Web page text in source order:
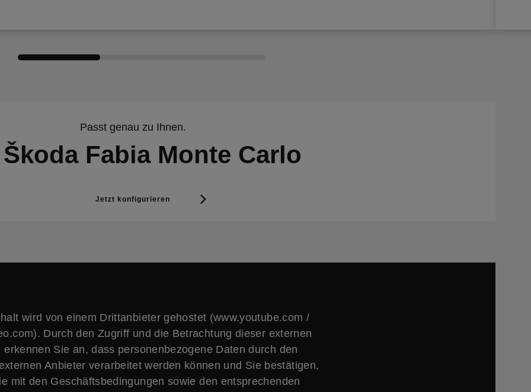
Passt genau zu Ihnen.
Fabia Monte Carlo
Jetzt konfigurieren
wird von einem Drittanbieter gehostet (www.youtube.com /
Durch den Zugriff und die Betrachtung dieser externen
erkennen Sie an, dass personenbezogene Daten durch den
Anbieter verarbeitet werden können und Sie bestätigen,
mit den Geschäftsbedingungen sowie den entsprechenden